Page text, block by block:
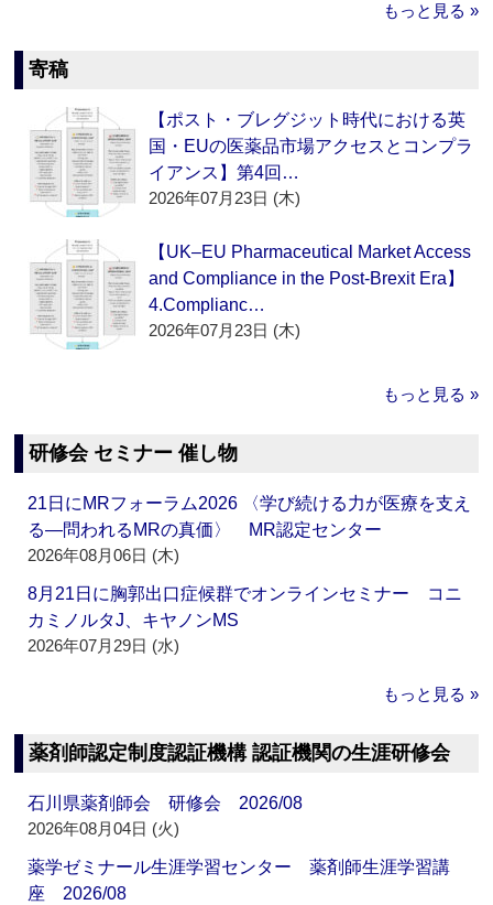
もっと見る »
寄稿
【ポスト・ブレグジット時代における英
国・EUの医薬品市場アクセスとコンプラ
イアンス】第4回…
2026年07月23日 (木)
【UK–EU Pharmaceutical Market Access
and Compliance in the Post-Brexit Era】
4.Complianc…
2026年07月23日 (木)
もっと見る »
研修会 セミナー 催し物
21日にMRフォーラム2026 〈学び続ける力が医療を支え
る―問われるMRの真価〉 MR認定センター
2026年08月06日 (木)
8月21日に胸郭出口症候群でオンラインセミナー コニ
カミノルタJ、キヤノンMS
2026年07月29日 (水)
もっと見る »
薬剤師認定制度認証機構 認証機関の生涯研修会
石川県薬剤師会 研修会 2026/08
2026年08月04日 (火)
薬学ゼミナール生涯学習センター 薬剤師生涯学習講
座 2026/08